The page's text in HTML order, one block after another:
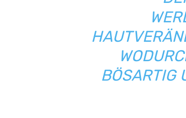
DURCH
SARTIG